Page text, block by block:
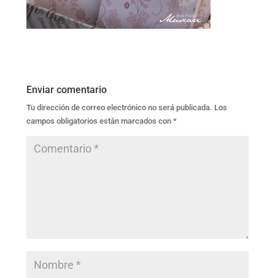
Enviar comentario
Tu dirección de correo electrónico no será publicada. Los
campos obligatorios están marcados con *